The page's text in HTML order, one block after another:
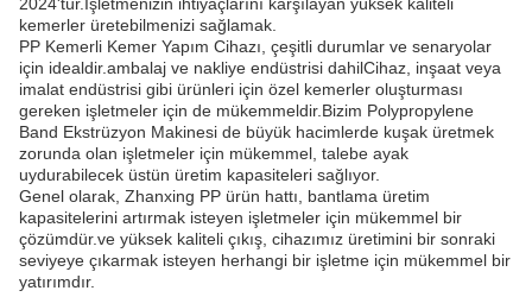
kemerler üretebilmenizi sağlamak.
PP Kemerli Kemer Yapım Cihazı, çeşitli durumlar ve senaryolar
için idealdir.ambalaj ve nakliye endüstrisi dahilCihaz, inşaat veya
imalat endüstrisi gibi ürünleri için özel kemerler oluşturması
gereken işletmeler için de mükemmeldir.Bizim Polypropylene
Band Ekstrüzyon Makinesi de büyük hacimlerde kuşak üretmek
zorunda olan işletmeler için mükemmel, talebe ayak
uydurabilecek üstün üretim kapasiteleri sağlıyor.
Genel olarak, Zhanxing PP ürün hattı, bantlama üretim
kapasitelerini artırmak isteyen işletmeler için mükemmel bir
çözümdür.ve yüksek kaliteli çıkış, cihazımız üretimini bir sonraki
seviyeye çıkarmak isteyen herhangi bir işletme için mükemmel bir
yatırımdır.